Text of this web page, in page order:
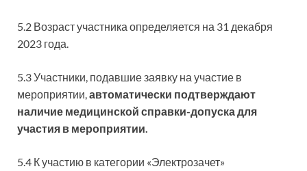
5.2 Возраст участника определяется на 31 декабря
2023 года.
5.3 Участники, подавшие заявку на участие в
мероприятии,автоматически подтверждают
наличие медицинской справки-допуска для
участия в мероприятии.
5.4 К участию в категории «Электрозачет»